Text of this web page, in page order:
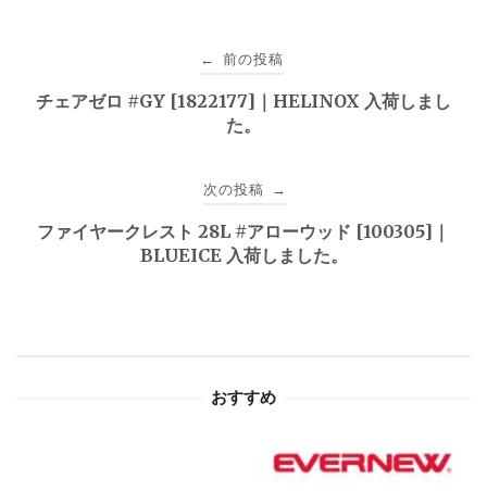
稿
ゲ
← 前の投稿
チェアゼロ #GY [1822177]｜HELINOX 入荷しまし
た。
次の投稿 →
ファイヤークレスト 28L #アローウッド [100305]｜
BLUEICE 入荷しました。
おすすめ